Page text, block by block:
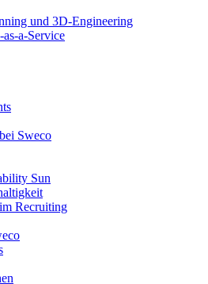
und 3D-Engineering
a-Service
Sweco
Sun
Recruiting